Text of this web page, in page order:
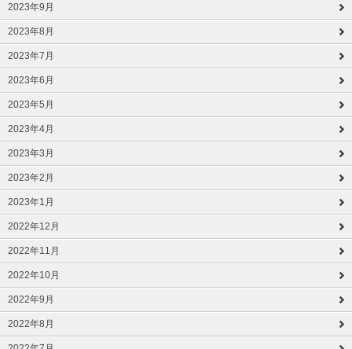
2023年9月
2023年8月
2023年7月
2023年6月
2023年5月
2023年4月
2023年3月
2023年2月
2023年1月
2022年12月
2022年11月
2022年10月
2022年9月
2022年8月